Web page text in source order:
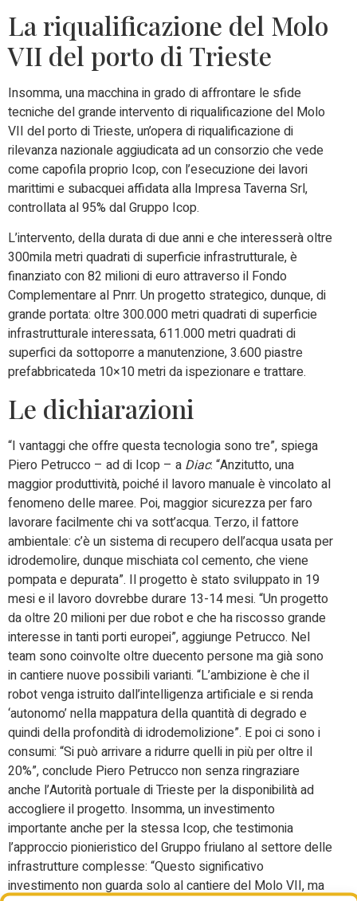
La riqualificazione del Molo
VII del porto di Trieste
Insomma, una macchina in grado diaffrontare le sfide
tecniche del grande intervento di riqualificazione del Molo
VII del porto di Trieste, un’opera di riqualificazione di
rilevanza nazionale aggiudicata ad un consorzio che vede
come capofila proprio Icop, con l’esecuzione dei lavori
marittimi e subacquei affidata alla Impresa Taverna Srl,
controllataal 95%dal Gruppo Icop.
L’intervento, della durata di due anni e che interesserà oltre
300mila metri quadrati di superficie infrastrutturale, è
finanziato con82 milioni di euroattraverso il Fondo
Complementare al Pnrr. Unprogetto strategico, dunque, di
grande portata: oltre300.000 metri quadratidi superficie
infrastrutturale interessata,611.000 metri quadratidi
superfici da sottoporre a manutenzione,3.600 piastre
prefabbricateda 10×10 metri da ispezionare e trattare.
Le dichiarazioni
“I vantaggi che offre questa tecnologia sono tre”, spiega
Piero Petrucco – ad di Icop – a Diac: “Anzitutto, una
maggior produttività, poiché il lavoro manuale è vincolato al
fenomeno delle maree. Poi, maggior sicurezza per faro
lavorare facilmente chi va sott’acqua. Terzo, il fattore
ambientale: c’è un sistema di recupero dell’acqua usata per
idrodemolire, dunque mischiata col cemento, che viene
pompata e depurata”. Il progetto è stato sviluppato in 19
mesi e il lavoro dovrebbe durare 13-14 mesi. “Un progetto
da oltre 20 milioni per due robot e che ha riscosso grande
interesse in tanti porti europei”, aggiunge Petrucco. Nel
team sono coinvolte oltre duecento persone ma già sono
in cantiere nuove possibili varianti. “L’ambizione è che il
robot venga istruito dall’intelligenza artificiale e si renda
‘autonomo’ nella mappatura della quantità di degrado e
quindi della profondità di idrodemolizione”. E poi ci sono i
consumi: “Si può arrivare a ridurre quelli in più per oltre il
20%”, conclude Piero Petrucco non senza ringraziare
anche l’Autorità portuale di Trieste per la disponibilità ad
accogliere il progetto. Insomma,un investimento
importante anche per la stessa Icop,che testimonia
l’approccio pionieristico del Gruppo friulano al settore delle
infrastrutture complesse: “Questo significativo
investimento non guarda solo al cantiere del Molo VII, ma